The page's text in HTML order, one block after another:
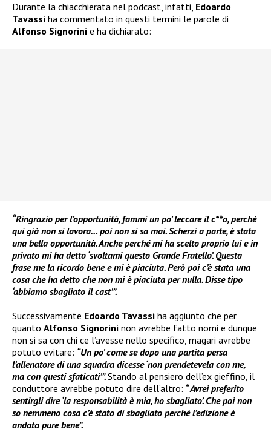
Durante la chiacchierata nel podcast, infatti, Edoardo
Tavassi ha commentato in questi termini le parole di
Alfonso Signorini e ha dichiarato:
“Ringrazio per l’opportunità, fammi un po’ leccare il c**o, perché
qui già non si lavora… poi non si sa mai. Scherzi a parte, è stata
una bella opportunità. Anche perché mi ha scelto proprio lui e in
privato mi ha detto ‘svoltami questo Grande Fratello’. Questa
frase me la ricordo bene e mi è piaciuta. Però poi c’è stata una
cosa che ha detto che non mi è piaciuta per nulla. Disse tipo
‘abbiamo sbagliato il cast’”.
Successivamente Edoardo Tavassi ha aggiunto che per
quanto Alfonso Signorini non avrebbe fatto nomi e dunque
non si sa con chi ce l’avesse nello specifico, magari avrebbe
potuto evitare: “Un po’ come se dopo una partita persa
l’allenatore di una squadra dicesse ‘non prendetevela con me,
ma con questi sfaticati’”.Stando al pensiero dell’ex gieffino, il
conduttore avrebbe potuto dire dell’altro: “Avrei preferito
sentirgli dire ‘la responsabilità è mia, ho sbagliato’. Che poi non
so nemmeno cosa c’è stato di sbagliato perché l’edizione è
andata pure bene”.